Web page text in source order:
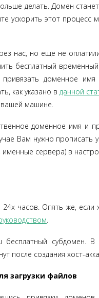
делать. Домен
ускорить этот процесс
нас, но еще не
бесплатный
доменное
как указано в данной
машине.
доменное имя и
Вам нужно прописать
сервера) в
часов. Опять же, если
.
бесплатный субдомен. В
после создания хост-
загрузки файлов